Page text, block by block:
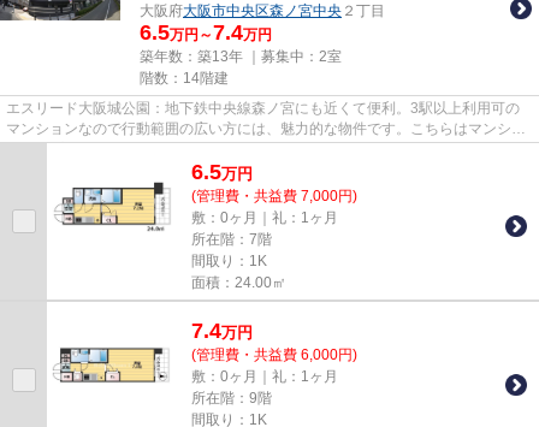
大阪府大阪市中央区森ノ宮中央 ２丁目
6.5万円～7.4万円
築年数：築13年 ｜募集中： 2室
階数：14階建
エスリード大阪城公園：地下鉄中央線森ノ宮にも近くて便利。3駅以上利用可の
マンションなので行動範囲の広い方には、魅力的な物件です。こちらはマンショ
6.5万円
(管理費・共益費 7,000円)
敷：0ヶ月｜礼：1ヶ月
所在階：7階
間取り：1K
面積：24.00㎡
7.4万円
(管理費・共益費 6,000円)
敷：0ヶ月｜礼：1ヶ月
所在階：9階
間取り：1K